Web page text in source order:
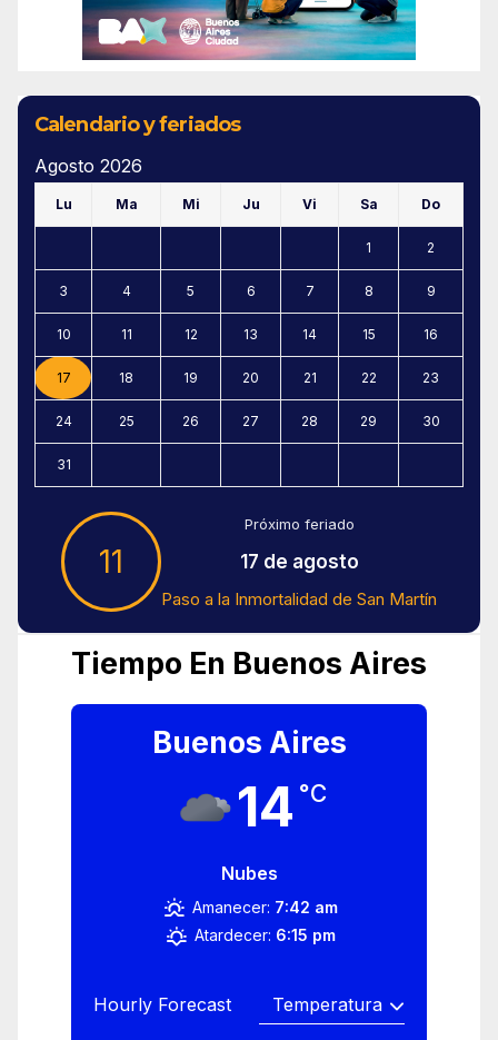
Calendario y feriados
Agosto 2026
Lu Ma Mi Ju Vi Sa Do
1 2
3 4 5 6 7 8 9
10 11 12 13 14 15 16
17 18 19 20 21 22 23
24 25 26 27 28 29 30
31
11
Próximo feriado
17 de agosto
Paso a la Inmortalidad de San Martín
Tiempo En Buenos Aires
Buenos Aires
14 °C
Nubes
Amanecer: 7:42 am
Atardecer: 6:15 pm
Hourly Forecast